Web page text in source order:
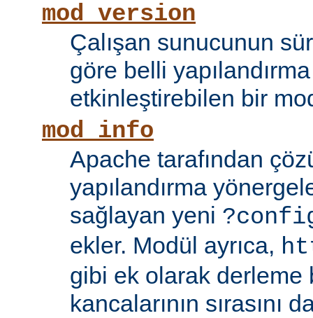
mod_version
Çalışan sunucunun
göre belli yapılandırma
etkinleştirebilen bir
mod_info
Apache tarafından
yapılandırma
sağlayan yeni
ekler. Modül ayrıca,
gibi ek olarak derleme
kancalarının sırasını